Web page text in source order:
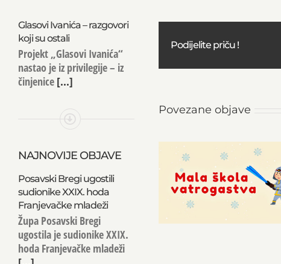
Podijelite priču !
Povezane objave
Glasovi Ivanića – razgovori
koji su ostali
Projekt „Glasovi Ivanića“
nastao je iz privilegije – iz
činjenice[...]
NAJNOVIJE OBJAVE
Posavski Bregi ugostili
sudionike XXIX. hoda
Franjevačke mladeži
Župa Posavski Bregi
ugostila je sudionike XXIX.
hoda Franjevačke mladeži